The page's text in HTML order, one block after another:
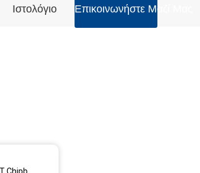
Ιστολόγιο Επικοινωνήστε Μαζί Μας